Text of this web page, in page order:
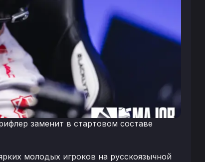
заменит в стартовом составе
молодых игроков на русскоязычной